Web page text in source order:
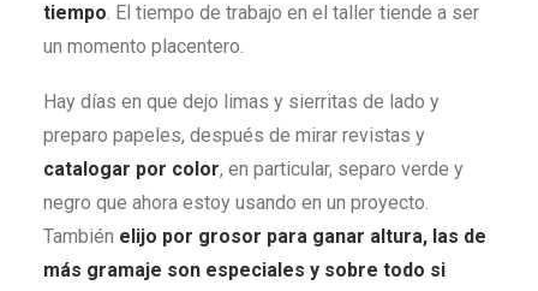
tiempo. El tiempo de trabajo en el taller tiende a ser
un momento placentero.
Hay días en que dejo limas y sierritas de lado y
preparo papeles, después de mirar revistas y
catalogar por color, en particular, separo verde y
negro que ahora estoy usando en un proyecto.
También elijo por grosor para ganar altura, las de
más gramaje son especiales y sobre todo si